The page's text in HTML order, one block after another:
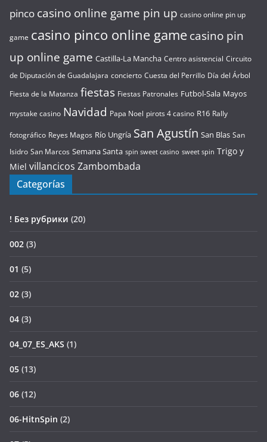
pinco casino online game pin up casino online pin up
game casino pinco online gamecasino pin
up online game Castilla-La Mancha Centro asistencial Circuito
de Diputación de Guadalajara concierto Cuesta del Perrillo Día del Árbol
Fiesta de la Matanza fiestas Fiestas Patronales Futbol-Sala Mayos
mystake casino Navidad Papa Noel pirots 4 casino R16 Rally
fotográfico Reyes Magos Río Ungría San Agustín San Blas San
Isidro San Marcos Semana Santa spin sweet casino sweet spin Trigo y
Miel villancicos Zambombada
Categorías
! Без рубрики (20)
002 (3)
01 (5)
02 (3)
04 (3)
04_07_ES_AKS (1)
05 (13)
06 (12)
06-HitnSpin (2)